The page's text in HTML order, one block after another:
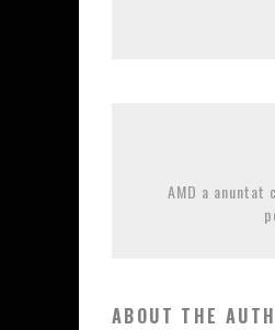
AMD a anuntat
ABOUT THE